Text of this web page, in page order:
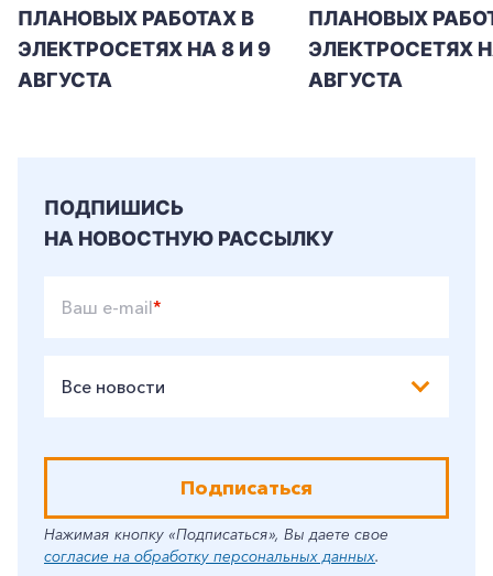
Заказать обратный звонок
ПЛАНОВЫХ РАБОТАХ В
ЭЛЕКТРОСЕТЯХ НА 8 И 9
АВГУСТА
ПЛАНОВЫХ
ЭЛЕКТРОСЕТЯХ
АВГУСТА
ПОДПИШИСЬ
НА НОВОСТНУЮ РАССЫЛКУ
Ваш e-mail*
Все новости
Подписаться
Нажимая кнопку «Подписаться», Вы даете свое
согласие на обработку персональных данных.